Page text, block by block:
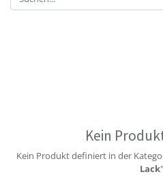
Kein
Kein Produkt definiert in der
Lack